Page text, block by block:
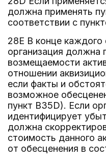
должна применять
соответствии с
28E В конце каждого
организация должна
возмещаемости
отношении
если факты и
возможное
пункт B35D). Если
идентифицирует
должна
стоимость данного
от обесценения в